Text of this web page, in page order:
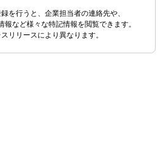
を行うと、企業担当者の連絡先や、
報など様々な特記情報を閲覧できます。
リリースにより異なります。